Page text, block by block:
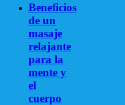
Beneficios
de un
masaje
relajante
para la
mente y
el
cuerpo